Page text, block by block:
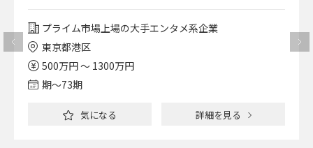
プライム市場上場の大手エンタメ系企業
東京都港区
500万円 ～ 1300万円
期〜73期
気になる 詳細を見る